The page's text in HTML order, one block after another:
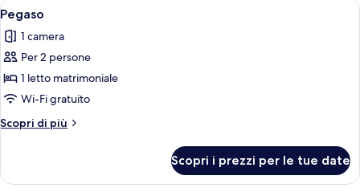
Apri
tutte
le
foto
per
Pegaso
14
Pegaso
1 camera
Per 2 persone
1 letto matrimoniale
Wi-Fi gratuito
Scopri di più
Altri
Scopri i prezzi per le tue date